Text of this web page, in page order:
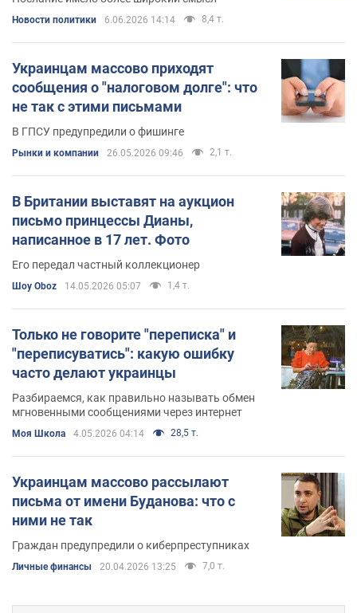
Новости политики 6.06.2026 14:14 8,4 т.
Украинцам массово приходят
сообщения о "налоговом долге": что
не так с этими письмами
В ГПСУ предупредили о фишинге
Рынки и компании 26.05.2026 09:46 2,1 т.
В Британии выставят на аукцион
письмо принцессы Дианы,
написанное в 17 лет. Фото
Его передал частный коллекционер
Шоу Oboz 14.05.2026 05:07 1,4 т.
Только не говорите "переписка" и
"переписуватись": какую ошибку
часто делают украинцы
Разбираемся, как правильно называть обмен
мгновенными сообщениями через интернет
Моя Школа 4.05.2026 04:14 28,5 т.
Украинцам массово рассылают
письма от имени Буданова: что с
ними не так
Граждан предупредили о киберпреступниках
Личные финансы 20.04.2026 13:25 7,0 т.